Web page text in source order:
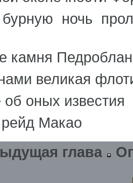
ночь
камня
великая
оных известия
Макао
глава